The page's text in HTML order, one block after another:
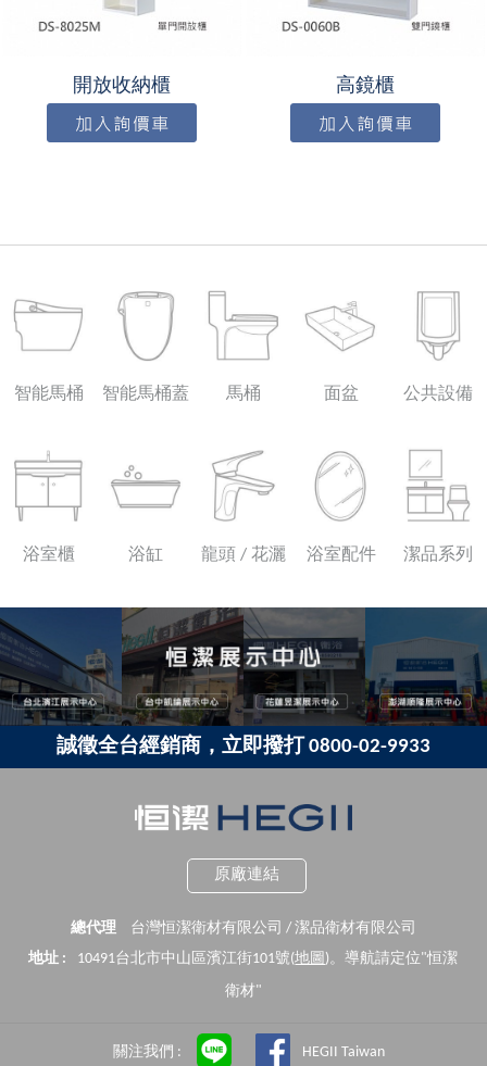
開放收納櫃 高鏡櫃
智能馬桶 智能馬桶蓋 馬桶 面盆 公共設備
浴室櫃 浴缸 龍頭 / 花灑 浴室配件 潔品系列
誠徵全台經銷商，立即撥打 0800-02-9933
原廠連結
總代理
台灣恒潔衛材有限公司 / 潔品衛材有限公司
地址 :
10491台北市中山區濱江街101號(地圖 )。導航請定位"恒潔
衛材"
關注我們 : HEGII Taiwan